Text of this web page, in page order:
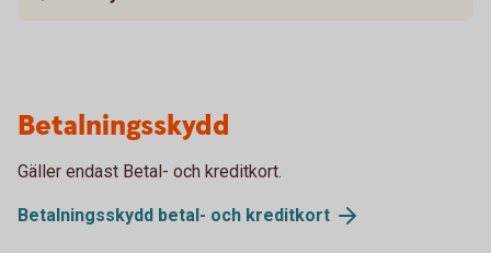
Betalningsskydd
Gäller endast Betal- och kreditkort.
Betalningsskydd betal- och kreditkort